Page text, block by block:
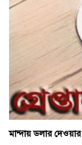
মান্দায় ডলার